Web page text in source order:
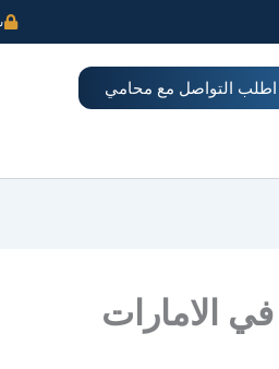
اطلب التواصل مع محامي
الامارات